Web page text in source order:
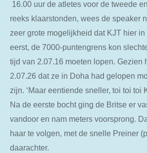
16.00 uur de atletes voor de tweede
reeks klaarstonden, wees de speaker
zeer grote mogelijkheid dat KJT hier
eerst, de 7000-puntengrens kon
tijd van 2.07.16 moeten lopen. Gezien
2.07.26 dat ze in Doha had gelopen
zijn. ‘Maar eentiende sneller, toi toi toi
Na de eerste bocht ging de Britse er
vandoor en nam meters voorsprong.
haar te volgen, met de snelle Preiner
daarachter.